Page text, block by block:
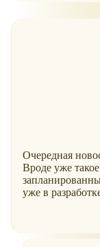
Очередная
Вроде уже
уже в